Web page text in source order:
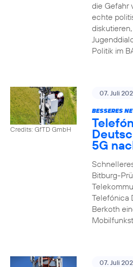
die Gefahr
echte
Politik im
Credits: GfTD GmbH
07. Juli
BESSERES
5G
Bitburg-
Telefónica
Berkoth
07. Juli